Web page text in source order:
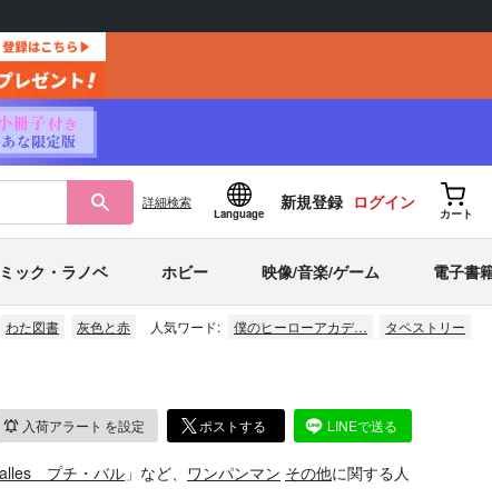
詳細検索
Language
新規登録 ログイン
カート
ック・ラノベ ホビー 映像/音楽/ゲーム 電子書
わた図書 灰色と赤 人気ワード: 僕のヒーローアカデ… タペストリー
入荷アラート を設定 ポストする LINEで送る
プチ・バル 」など、 ワンパンマン その他に関する人